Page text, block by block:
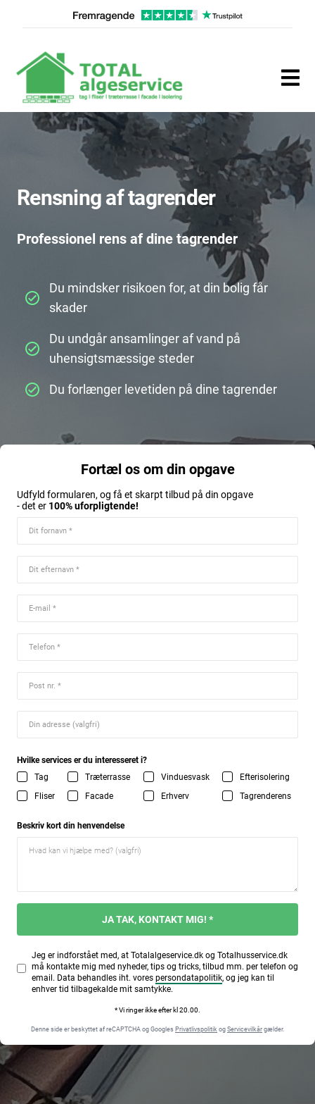
Rensning af tagrender
Professionel rens af dine tagrender
Du mindsker risikoen for, at din bolig får
skader
Du undgår ansamlinger af vand på
uhensigtsmæssige steder
Du forlænger levetiden på dine tagrender
Fortæl os om din opgave
Udfyld formularen, og få et skarpt tilbud på din opgave
- det er 100% uforpligtende!
Hvilke services er du interesseret i?
Tag
Fliser
Træterrasse
Facade
Vinduesvask
Erhverv
Efterisolering
Tagrenderens
Beskriv kort din henvendelse
JA TAK, KONTAKT MIG! *
Jeg er indforstået med, at Totalalgeservice.dk og Totalhusservice.dk
må kontakte mig med nyheder, tips og tricks, tilbud mm. per telefon og
email. Data behandles iht. vores persondatapolitik, og jeg kan til
enhver tid tilbagekalde mit samtykke.
* Vi ringer ikke efter kl 20.00.
Denne side er beskyttet af reCAPTCHA og Googles Privatlivspolitik og Servicevilkår gælder.